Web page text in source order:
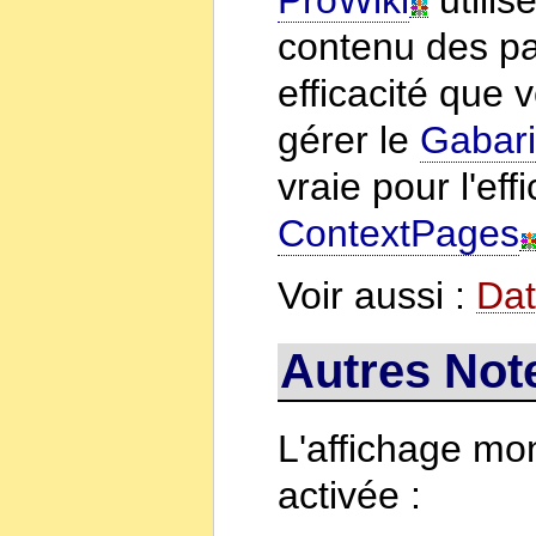
contenu des
efficacité que
gérer le
vraie pour
ContextPages
Voir aussi :
Autres
L'affichage
activée :